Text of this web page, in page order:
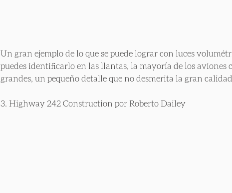
Un gran ejemplo de lo que se puede lograr con luces
puedes identificarlo en las llantas, la mayoría de los aviones
grandes, un pequeño detalle que no desmerita la gran
3. Highway 242 Construction por Roberto Dailey